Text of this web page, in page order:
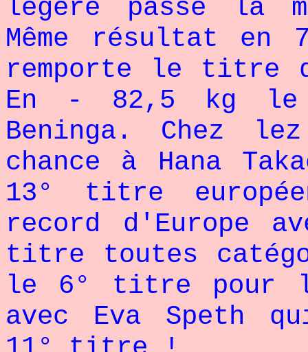
légère passe la
Même résultat en
remporte le titre
En - 82,5 kg le
Beninga. Chez
chance à Hana
13° titre
record d'Europe
titre toutes
le 6° titre pour
avec Eva Speth